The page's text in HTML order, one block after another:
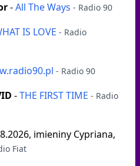
-All The Ways - Radio 90
IS LOVE - Radio
- Radio 90
-THE FIRST TIME - Radio
imieniny Cypriana,
Fiat